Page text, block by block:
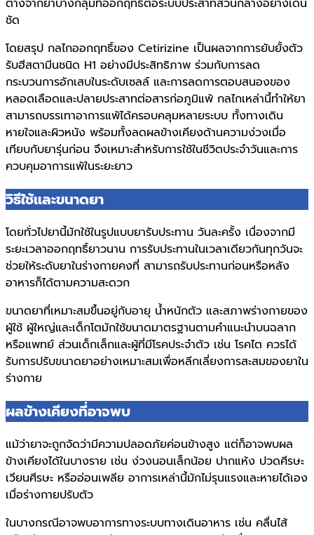
ต่างจากยาบางกลุ่มที่ออกฤทธิ์ต่อระบบประสาทส่วนกลางอย่างเด่น
ชัด
โดยสรุป กลไกออกฤทธิ์ของ Cetirizine เป็นผลจากการยับยั้งตัว
รับฮีสตามีนชนิด H1 อย่างมีประสิทธิภาพ ร่วมกับการลด
กระบวนการอักเสบในระดับเซลล์ และการลดการตอบสนองของ
หลอดเลือดและปลายประสาทต่อสารก่อภูมิแพ้ กลไกเหล่านี้ทำให้ยา
สามารถบรรเทาอาการแพ้ได้ครอบคลุมหลายระบบ ทั้งทางเดิน
หายใจและผิวหนัง พร้อมทั้งลดผลข้างเคียงด้านความง่วงเมื่อ
เทียบกับยารุ่นก่อน จึงเหมาะสำหรับการใช้ในชีวิตประจำวันและการ
ควบคุมอาการแพ้ในระยะยาว
วิธีใช้และขนาดยา
โดยทั่วไปยานี้มักใช้ในรูปแบบยารับประทาน วันละครั้ง เนื่องจากมี
ระยะเวลาออกฤทธิ์ยาวนาน การรับประทานในเวลาเดียวกันทุกวันจะ
ช่วยให้ระดับยาในร่างกายคงที่ สามารถรับประทานก่อนหรือหลัง
อาหารก็ได้ตามความสะดวก
ขนาดยาที่เหมาะสมขึ้นอยู่กับอายุ น้ำหนักตัว และสภาพร่างกายของ
ผู้ใช้ ผู้ใหญ่และเด็กโตมักใช้ขนาดมาตรฐานตามคำแนะนำบนฉลาก
หรือแพทย์ ส่วนเด็กเล็กและผู้ที่มีโรคประจำตัว เช่น โรคไต ควรได้
รับการปรับขนาดยาอย่างเหมาะสมเพื่อหลีกเลี่ยงการสะสมของยาใน
ร่างกาย
ผลข้างเคียงที่อาจพบ
แม้ว่ายาจะถูกจัดว่ามีความปลอดภัยค่อนข้างสูง แต่ก็อาจพบผล
ข้างเคียงได้ในบางราย เช่น ง่วงนอนเล็กน้อย ปากแห้ง ปวดศีรษะ
เวียนศีรษะ หรืออ่อนเพลีย อาการเหล่านี้มักไม่รุนแรงและหายได้เอง
เมื่อร่างกายปรับตัว
ในบางกรณีอาจพบอาการทางระบบทางเดินอาหาร เช่น คลื่นไส้